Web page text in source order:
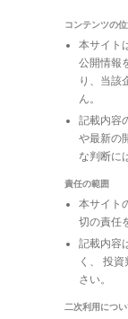
コンテンツの
本サイト
公開情報
り、当該
ん。
記載内容
や最新の
な判断に
責任の範囲
本サイト
切の責任
記載内容
く、 投
さい。
二次利用につい